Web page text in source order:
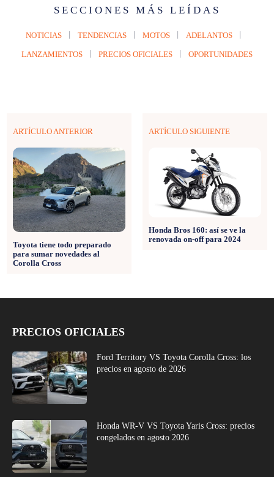
SECCIONES MÁS LEÍDAS
NOTICIAS TENDENCIAS MOTOS ADELANTOS
LANZAMIENTOS PRECIOS OFICIALES OPORTUNIDADES
ARTÍCULO ANTERIOR
Toyota tiene todo preparado
para sumar novedades al
Corolla Cross
ARTÍCULO SIGUIENTE
Honda Bros 160: así se ve la
renovada on-off para 2024
PRECIOS OFICIALES
Ford Territory VS Toyota Corolla Cross: los
precios en agosto de 2026
Honda WR-V VS Toyota Yaris Cross: precios
congelados en agosto 2026